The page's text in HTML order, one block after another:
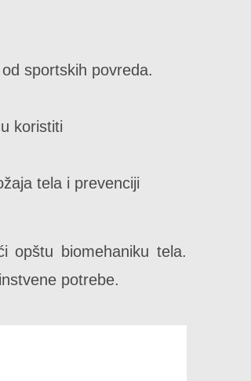
sportskih povreda.
koristiti
tela i prevenciji
opštu biomehaniku tela.
potrebe.